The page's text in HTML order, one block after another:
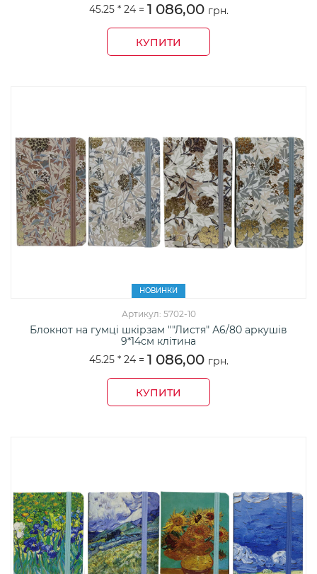
45.25 * 24= 1 086,00 грн.
КУПИТИ
НОВИНКИ
Артикул: 5702-10
Блокнот на гумці шкірзам ""Листя" А6/80 аркушів
9*14см клітина
45.25 * 24= 1 086,00 грн.
КУПИТИ